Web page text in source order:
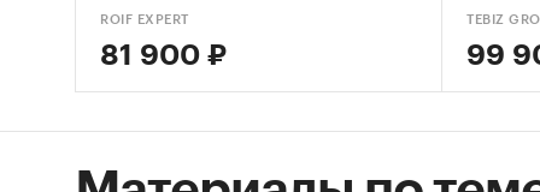
ROIF EXPERT
81 900 ₽
TEBIZ
99